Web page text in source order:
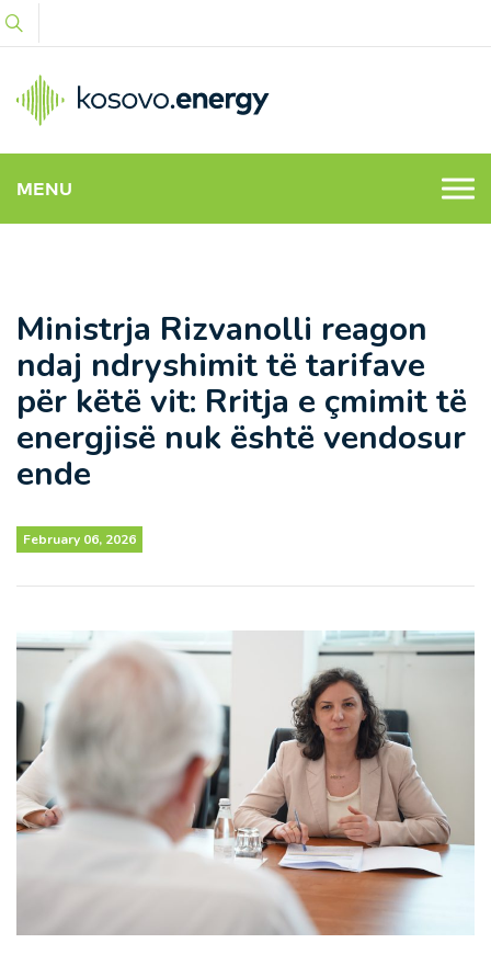
MENU
Ministrja Rizvanolli reagon
ndaj ndryshimit të tarifave
për këtë vit: Rritja e çmimit të
energjisë nuk është vendosur
ende
February 06, 2026